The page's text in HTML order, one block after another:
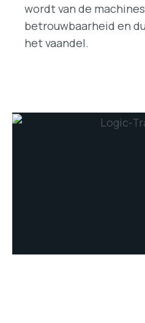
wordt van de
betrouwbaarheid en
het vaandel.